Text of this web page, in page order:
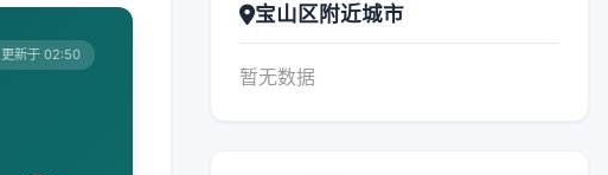
更新于 02:50
宝山区附近城市
暂无数据